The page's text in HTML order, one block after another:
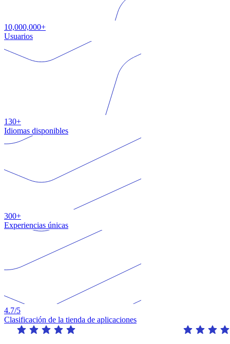
10,000,000+
Usuarios
130+
Idiomas disponibles
300+
Experiencias únicas
4.7/5
Clasificación de la tienda de aplicaciones